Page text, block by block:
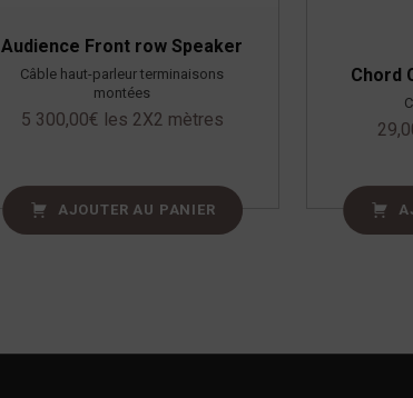
Audience Front row Speaker
Câble haut-parleur terminaisons
montées
5 300,00€ les 2X2 mètres
AJOUTER AU PANIER
Chord